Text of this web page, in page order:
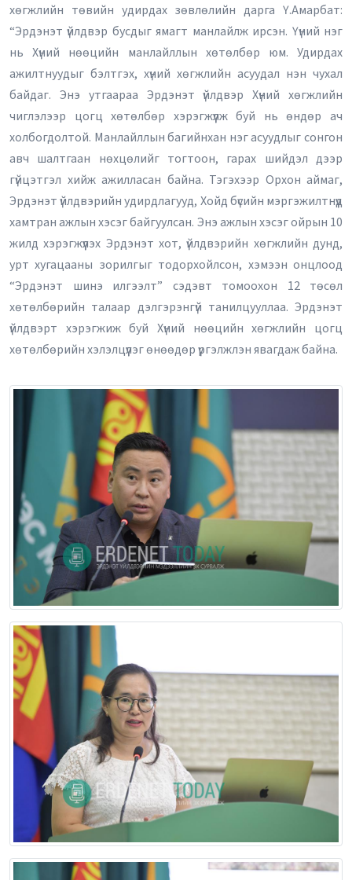
хөгжлийн төвийн удирдах зөвлөлийн дарга Ү.Амарбат:
“Эрдэнэт үйлдвэр бусдыг ямагт манлайлж ирсэн. Үүний нэг
нь Хүний нөөцийн манлайллын хөтөлбөр юм. Удирдах
ажилтнуудыг бэлтгэх, хүний хөгжлийн асуудал нэн чухал
байдаг. Энэ утгаараа Эрдэнэт үйлдвэр Хүний хөгжлийн
чиглэлээр цогц хөтөлбөр хэрэгжүүлж буй нь өндөр ач
холбогдолтой. Манлайллын багийнхан нэг асуудлыг сонгон
авч шалтгаан нөхцөлийг тогтоон, гарах шийдэл дээр
гүйцэтгэл хийж ажилласан байна. Тэгэхээр Орхон аймаг,
Эрдэнэт үйлдвэрийн удирдлагууд, Хойд бүсийн мэргэжилтнүүд
хамтран ажлын хэсэг байгуулсан. Энэ ажлын хэсэг ойрын 10
жилд хэрэгжүүлэх Эрдэнэт хот, үйлдвэрийн хөгжлийн дунд,
урт хугацааны зорилгыг тодорхойлсон, хэмээн онцлоод
“Эрдэнэт шинэ илгээлт” сэдэвт томоохон 12 төсөл
хөтөлбөрийн талаар дэлгэрэнгүй танилцууллаа. Эрдэнэт
үйлдвэрт хэрэгжиж буй Хүний нөөцийн хөгжлийн цогц
хөтөлбөрийн хэлэлцүүлэг өнөөдөр үргэлжлэн явагдаж байна.